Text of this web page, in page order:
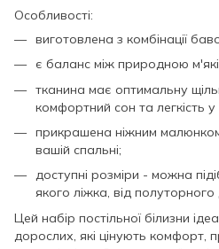
Особливості:
виготовлена з комбінації
є баланс між природною
тканина має оптимальну
комфортний сон та легкість у
прикрашена ніжним
вашій спальні;
доступні розміри - можна
якого ліжка, від полуторного
Цей набір постільної білизни
дорослих, які цінують комфорт,